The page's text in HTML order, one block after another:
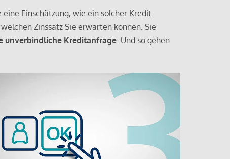
Einschätzung, wie ein solcher Kredit
Zinssatz Sie erwarten können. Sie
unverbindliche Kreditanfrage. Und so gehen